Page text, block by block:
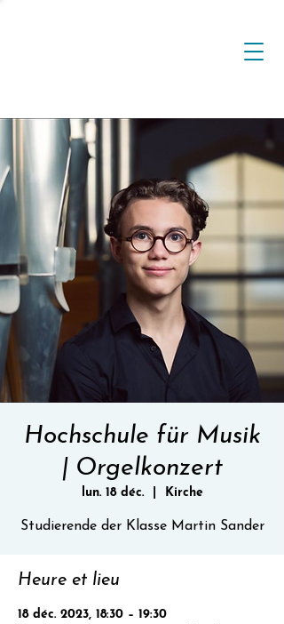
Hochschule für Musik
| Orgelkonzert
lun. 18 déc.
  |
Kirche
Studierende der Klasse Martin Sander
Heure et lieu
18 déc. 2023, 18:30 – 19:30